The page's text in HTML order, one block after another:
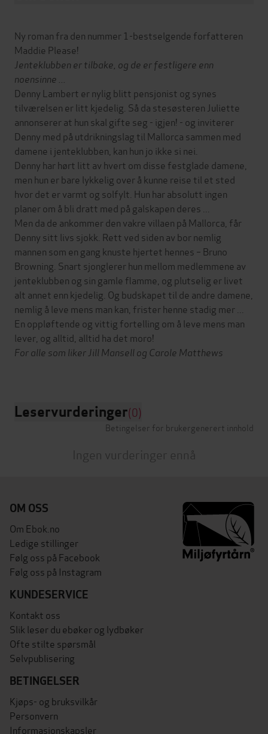
Ny roman fra den nummer 1-bestselgende forfatteren
Maddie Please!
Jenteklubben er tilbake, og de er festligere enn
noensinne ...
Denny Lambert er nylig blitt pensjonist og synes
tilværelsen er litt kjedelig. Så da stesøsteren Juliette
annonserer at hun skal gifte seg - igjen! - og inviterer
Denny med på utdrikningslag til Mallorca sammen med
damene i jenteklubben, kan hun jo ikke si nei.
Denny har hørt litt av hvert om disse festglade damene,
men hun er bare lykkelig over å kunne reise til et sted
hvor det er varmt og solfylt. Hun har absolutt ingen
planer om å bli dratt med på galskapen deres ...
Men da de ankommer den vakre villaen på Mallorca, får
Denny sitt livs sjokk. Rett ved siden av bor nemlig
mannen som en gang knuste hjertet hennes – Bruno
Browning. Snart sjonglerer hun mellom medlemmene av
jenteklubben og sin gamle flamme, og plutselig er livet
alt annet enn kjedelig. Og budskapet til de andre damene,
nemlig å leve mens man kan, frister henne stadig mer ...
En oppløftende og vittig fortelling om å leve mens man
lever, og alltid, alltid ha det moro!
For alle som liker Jill Mansell og Carole Matthews
Leservurderinger(0)
Betingelser for brukergenerert innhold
Ingen vurderinger ennå
OM OSS
Om Ebok.no
Ledige stillinger
Følg oss på Facebook
Følg oss på Instagram
KUNDESERVICE
Kontakt oss
Slik leser du ebøker og lydbøker
Ofte stilte spørsmål
Selvpublisering
BETINGELSER
Kjøps- og bruksvilkår
Personvern
Informasjonskapsler